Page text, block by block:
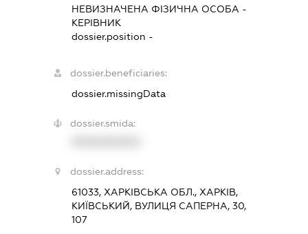
НЕВИЗНАЧЕНА ФІЗИЧНА ОСОБА -
КЕРІВНИК
dossier.position -
dossier.beneficiaries:
dossier.missingData
dossier.smida:
dossier.address:
61033, ХАРКІВСЬКА ОБЛ., ХАРКІВ,
КИЇВСЬКИЙ, ВУЛИЦЯ САПЕРНА, 30,
107